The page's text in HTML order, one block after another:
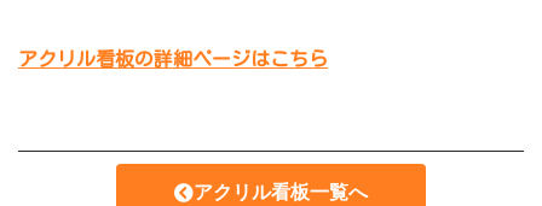
アクリル看板の詳細ページはこちら
アクリル看板一覧へ